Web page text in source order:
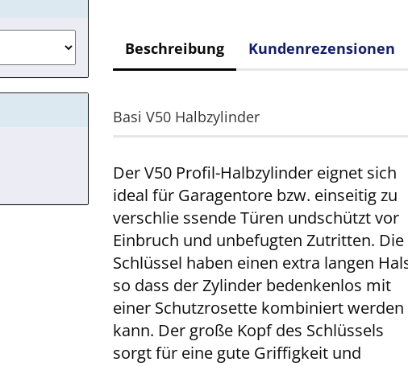
Beschreibung Kundenrezensionen
Basi V50 Halbzylinder
Der V50 Profil-Halbzylinder eignet sich
ideal für Garagentore bzw. einseitig zu
verschlie ssende Türen undschützt vor
Einbruch und unbefugten Zutritten. Die
Schlüssel haben einen extra langen
so dass der Zylinder bedenkenlos mit
einer Schutzrosette kombiniert werden
kann. Der große Kopf des Schlüssels
sorgt für eine gute Griffigkeit und